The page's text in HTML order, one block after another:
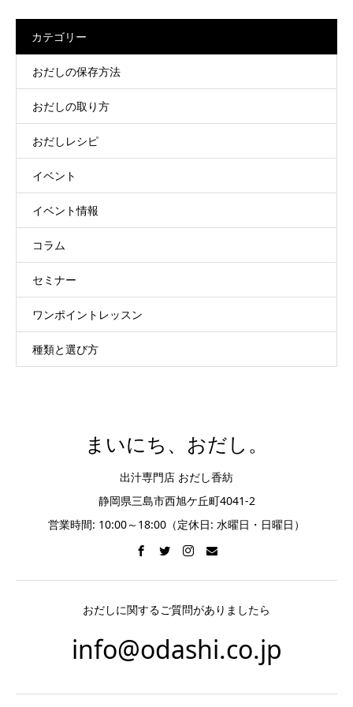
カテゴリー
おだしの保存方法
おだしの取り方
おだしレシピ
イベント
イベント情報
コラム
セミナー
ワンポイントレッスン
種類と選び方
まいにち、おだし。
出汁専門店 おだし香紡
静岡県三島市西旭ケ丘町4041-2
営業時間: 10:00～18:00（定休日: 水曜日・日曜日）
おだしに関するご質問がありましたら
info@odashi.co.jp